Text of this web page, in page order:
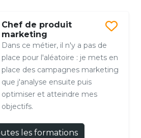
Chef de produit
marketing
Dans ce métier, il n'y a pas de
place pour l'aléatoire : je mets en
place des campagnes marketing
que j'analyse ensuite puis
optimiser et atteindre mes
objectifs.
les formations